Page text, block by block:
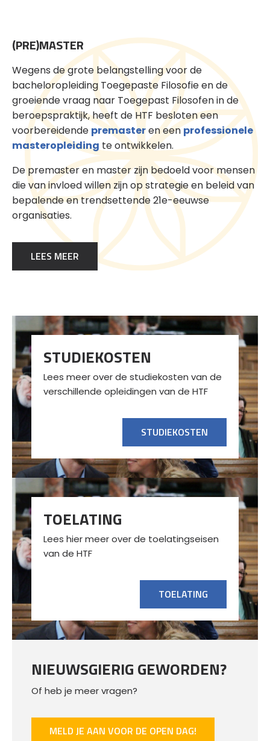
(PRE)MASTER
Wegens de grote belangstelling voor de
bacheloropleiding Toegepaste Filosofie en de
groeiende vraag naar Toegepast Filosofen in de
beroepspraktijk, heeft de HTF besloten een
voorbereidende premasteren eenprofessionele
masteropleiding te ontwikkelen.
De premaster en master zijn bedoeld voor mensen
die van invloed willen zijn op strategie en beleid van
bepalende en trendsettende 21e-eeuwse
organisaties.
LEES MEER
STUDIEKOSTEN
Lees meer over de studiekosten van de
verschillende opleidingen van de HTF
STUDIEKOSTEN
TOELATING
Lees hier meer over de toelatingseisen
van de HTF
TOELATING
NIEUWSGIERIG GEWORDEN?
Of heb je meer vragen?
MELD JE AAN VOOR DE OPEN DAG!